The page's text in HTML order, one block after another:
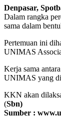
Denpasar,
Dalam rangka
sama dalam
Pertemuan ini
UNIMAS
Kerja sama
UNIMAS yang
KKN akan
(Sbn)
Sumber :